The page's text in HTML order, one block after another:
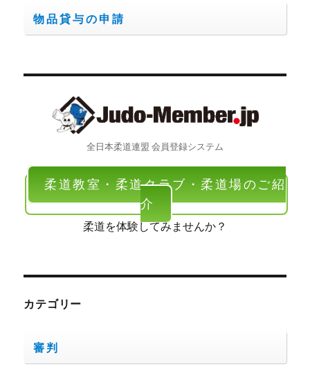
物品貸与の申請
全日本柔道連盟 会員登録システム
柔道教室・柔道クラブ・柔道場のご紹
介
柔道を体験してみませんか？
カテゴリー
審判